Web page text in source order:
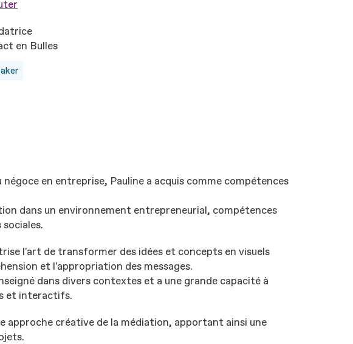
en Bulles
en entreprise, Pauline a acquis comme compétences
dans un environnement entrepreneurial, compétences
l'art de transformer des idées et concepts en visuels
et l'appropriation des messages.
dans divers contextes et a une grande capacité à
et interactifs.
approche créative de la médiation, apportant ainsi une